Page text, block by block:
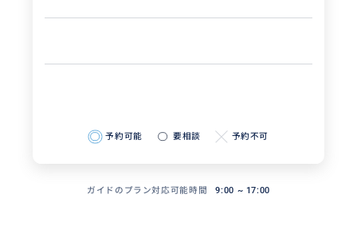
予約可能 要相談 予約不可
ガイドのプラン対応可能時間 9:00 ~ 17:00